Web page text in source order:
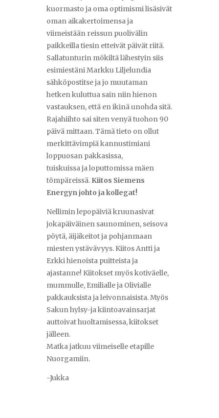
kuormasto ja oma optimismi lisäsivät
oman aikakertoimensa ja
viimeistään reissun puolivälin
paikkeilla tiesin etteivät päivät riitä.
Sallatunturin mökiltä lähestyin siis
esimiestäni Markku Liljelundia
sähköpostitse ja jo muutaman
hetken kuluttua sain niin hienon
vastauksen, että en ikinä unohda sitä.
Rajahiihto sai siten venyä tuohon 90
päivä mittaan. Tämä tieto on ollut
merkittävimpiä kannustimiani
loppuosan pakkasissa,
tuiskuissa ja loputtomissa mäen
tömpäreissä. Kiitos Siemens
Energyn johto ja kollegat!
Nellimin lepopäiviä kruunasivat
jokapäiväinen saunominen, seisova
pöytä, äijäkeitot ja pohjanmaan
miesten ystävävyys. Kiitos Antti ja
Erkki hienoista puitteista ja
ajastanne! Kiitokset myös kotiväelle,
mummulle, Emilialle ja Olivialle
pakkauksista ja leivonnaisista. Myös
Sakun hylsy-ja kiintoavainsarjat
auttoivat huoltamisessa, kiitokset
jälleen.
Matka jatkuu viimeiselle etapille
Nuorgamiin.
-Jukka